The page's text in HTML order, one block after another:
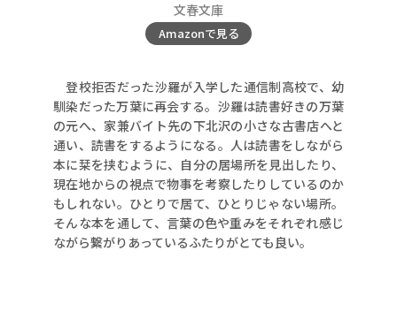
文春文庫
Amazonで見る
登校拒否だった沙羅が入学した通信制高校で、幼
馴染だった万葉に再会する。沙羅は読書好きの万葉
の元へ、家兼バイト先の下北沢の小さな古書店へと
通い、読書をするようになる。人は読書をしながら
本に栞を挟むように、自分の居場所を見出したり、
現在地からの視点で物事を考察したりしているのか
もしれない。ひとりで居て、ひとりじゃない場所。
そんな本を通して、言葉の色や重みをそれぞれ感じ
ながら繋がりあっているふたりがとても良い。